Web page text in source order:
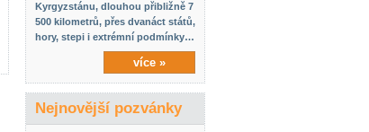
Kyrgyzstánu, dlouhou přibližně 7
500 kilometrů, přes dvanáct států,
hory, stepi i extrémní podmínky…
více »
Nejnovější pozvánky